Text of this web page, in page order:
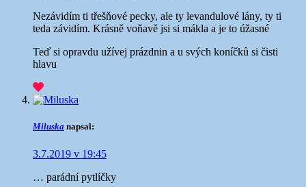
Nezávidím ti třešňové pecky, ale ty levandulové lány, ty ti
teda závidím. Krásně voňavě jsi si mákla a je to úžasné
Teď si opravdu užívej prázdnin a u svých koníčků si čisti
hlavu
Miluska napsal:
3.7.2019 v 19:45
… parádní pytlíčky